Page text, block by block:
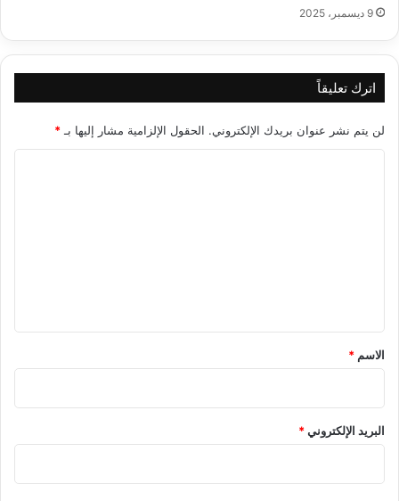
9 ديسمبر، 2025
اترك تعليقاً
لن يتم نشر عنوان بريدك الإلكتروني. الحقول الإلزامية مشار إليها بـ *
*
الاسم *
البريد الإلكتروني*